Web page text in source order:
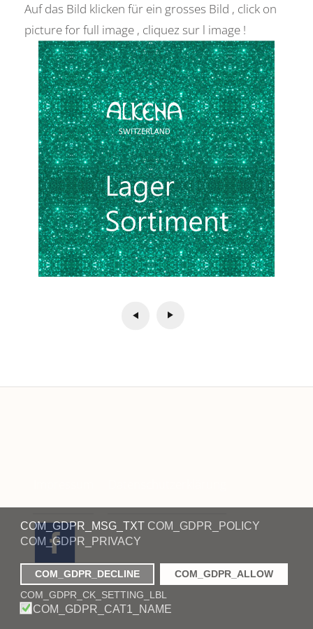
COM_GDPR_MSG_TXT COM_GDPR_POLICY
COM_GDPR_PRIVACY
COM_GDPR_DECLINE
COM_GDPR_ALLOW
COM_GDPR_CK_SETTING_LBL
COM_GDPR_CAT1_NAME
Auf das Bild klicken für ein grosses Bild , click on
picture for full image , cliquez sur l image !